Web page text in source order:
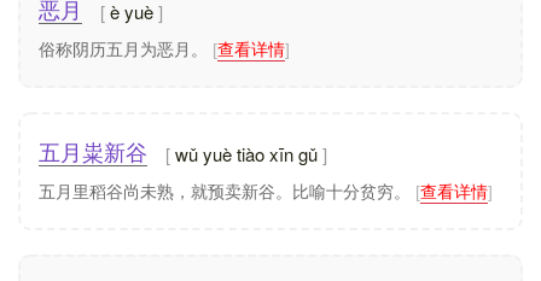
恶月 è yuè
俗称阴历五月为恶月。 [查看详情]
五月粜新谷 wǔ yuè tiào xīn gǔ
五月里稻谷尚未熟，就预卖新谷。比喻十分贫穷。 [查看详情]